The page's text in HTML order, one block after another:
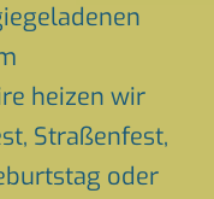
heizen wir
Straßenfest,
oder